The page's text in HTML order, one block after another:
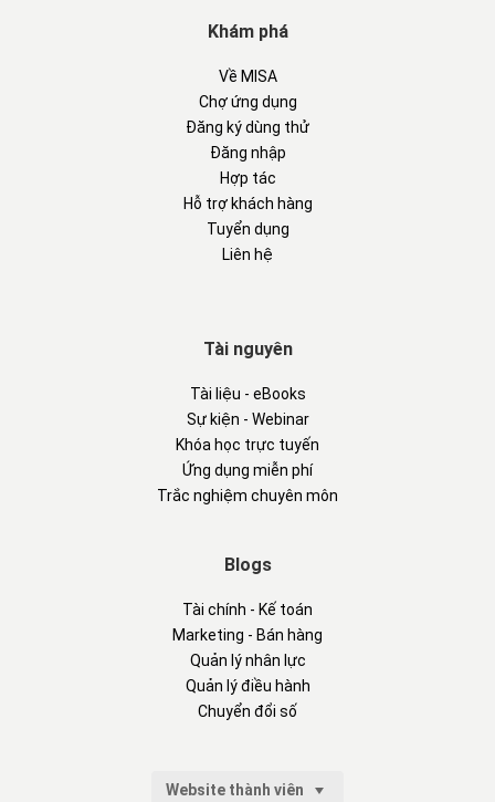
Khám phá
Về MISA
Chợ ứng dụng
Đăng ký dùng thử
Đăng nhập
Hợp tác
Hỗ trợ khách hàng
Tuyển dụng
Liên hệ
Tài nguyên
Tài liệu - eBooks
Sự kiện - Webinar
Khóa học trực tuyến
Ứng dụng miễn phí
Trắc nghiệm chuyên môn
Blogs
Tài chính - Kế toán
Marketing - Bán hàng
Quản lý nhân lực
Quản lý điều hành
Chuyển đổi số
Website thành viên